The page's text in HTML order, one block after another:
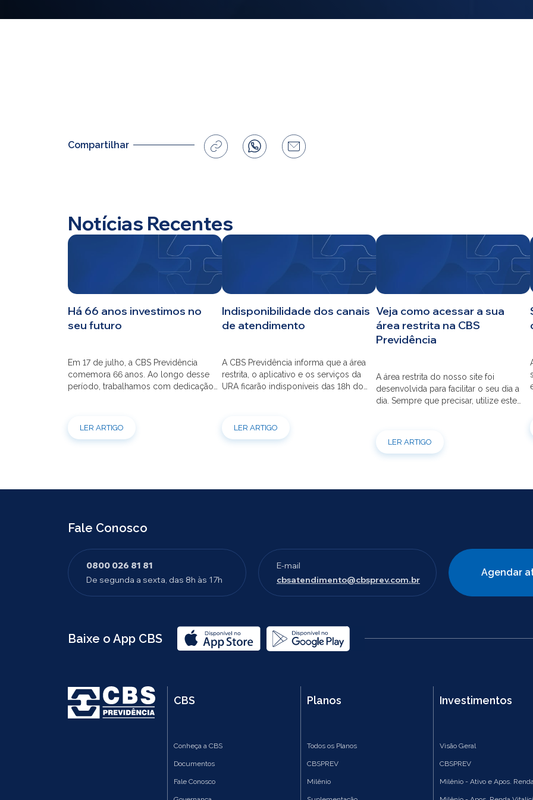
CBS
Planos
Investimentos
Compartilhar
Notícias Recentes
Há 66 anos investimos no
seu futuro
Em 17 de julho, a CBS Previdência
comemora 66 anos. Ao longo desse
período, trabalhamos com dedicação
aniversário, reforçamos o nosso
LER ARTIGO
Indisponibilidade dos canais
de atendimento
A CBS Previdência informa que a área
restrita, o aplicativo e os serviços da
URA ficarão indisponíveis das 18h do
por e-mail também ficarão
LER ARTIGO
Veja como acessar a sua
área restrita na CBS
Previdência
A área restrita do nosso site foi
desenvolvida para facilitar o seu dia a
dia. Sempre que precisar, utilize este
acesso, confira o passo a passo.
LER ARTIGO
Fale Conosco
0800 026 81 81
De segunda a sexta, das 8h às 17h
E-mail
cbsatendimento@cbsprev.com.br
Agendar
Baixe o App CBS
CBS
Conheça a CBS
Documentos
Fale Conosco
Planos
Todos os Planos
CBSPREV
Milênio
Investimentos
Visão Geral
CBSPREV
Milênio - Ativo e Apos.